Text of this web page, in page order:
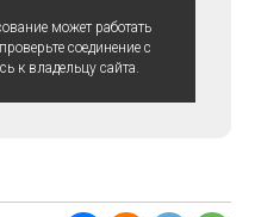
может работать
соединение с
к владельцу сайта.